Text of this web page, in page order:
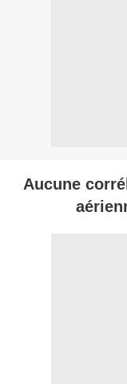
Aucune